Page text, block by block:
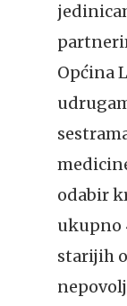
Općina
odabir
ukupno
starijih